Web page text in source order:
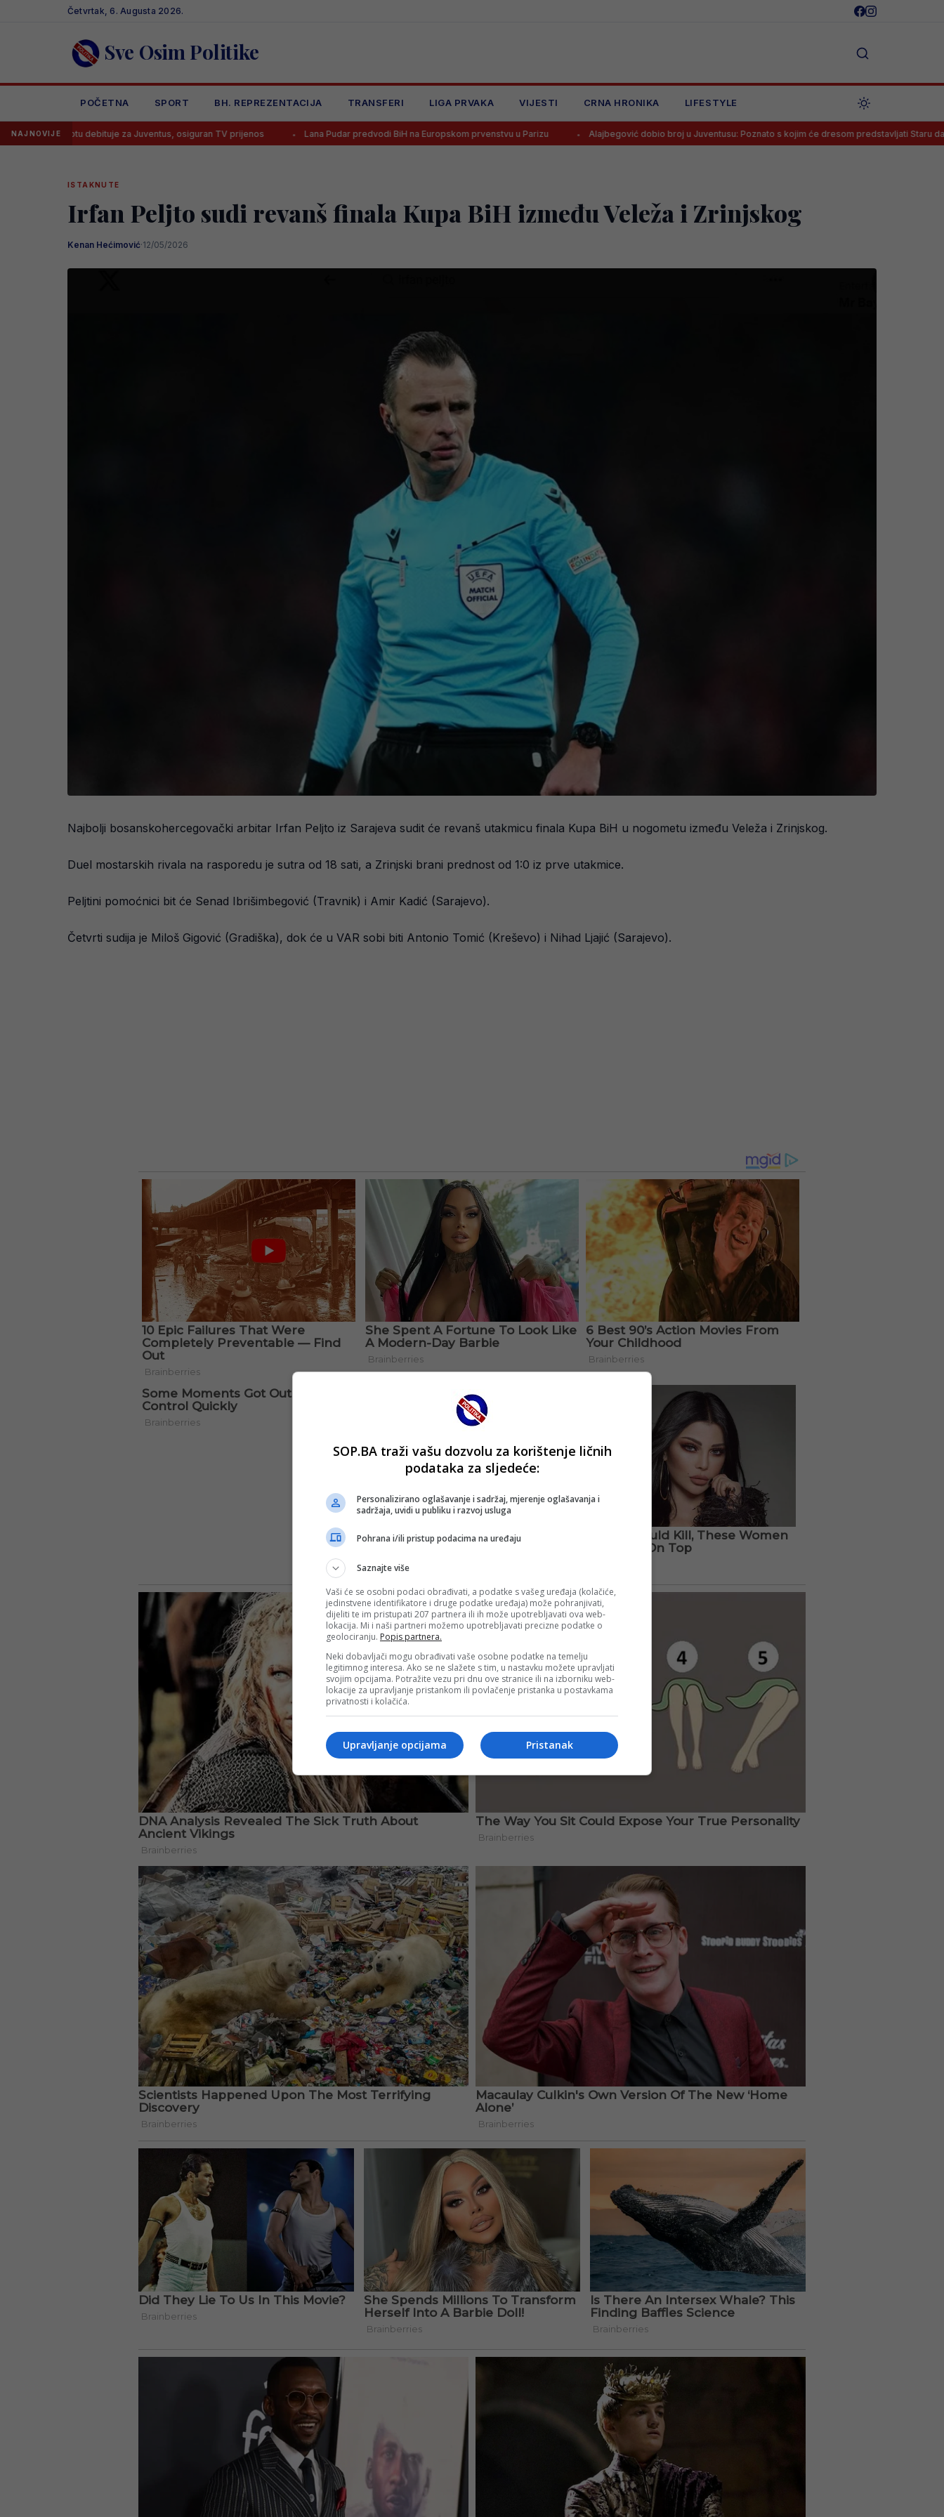
Četvrtak, 6. Augusta 2026.
Sve Osim Politike
POČETNA SPORT BH. REPREZENTACIJA TRANSFERI LIGA PRVAKA VIJESTI CRNA HRONIKA LIFESTYLE
NAJNOVIJE
debituje za Juventus, osiguran TV prijenos Lana Pudar predvodi BiH na Europskom prvenstvu u Parizu Alajbegović dobio broj u Juventusu: Poznato s kojim će dresom predstavljati Staru damu
ISTAKNUTE
Irfan Peljto sudi revanš finala Kupa BiH između Veleža i Zrinjskog
Kenan Hećimović·12/05/2026
Najbolji bosanskohercegovački arbitar Irfan Peljto iz Sarajeva sudit će revanš utakmicu finala Kupa BiH u nogometu između Veleža i Zrinjskog.
Duel mostarskih rivala na rasporedu je sutra od 18 sati, a Zrinjski brani prednost od 1:0 iz prve utakmice.
Peljtini pomoćnici bit će Senad Ibrišimbegović (Travnik) i Amir Kadić (Sarajevo).
Četvrti sudija je Miloš Gigović (Gradiška), dok će u VAR sobi biti Antonio Tomić (Kreševo) i Nihad Ljajić (Sarajevo).
SOP.BA traži vašu dozvolu za korištenje ličnih
podataka za sljedeće:
Personalizirano oglašavanje i sadržaj, mjerenje oglašavanja i
sadržaja, uvidi u publiku i razvoj usluga
Pohrana i/ili pristup podacima na uređaju
Saznajte više
Vaši će se osobni podaci obrađivati, a podatke s vašeg uređaja (kolačiće,
jedinstvene identifikatore i druge podatke uređaja) može pohranjivati,
dijeliti te im pristupati 207 partnera ili ih može upotrebljavati ova web-
lokacija. Mi i naši partneri možemo upotrebljavati precizne podatke o
geolociranju. Popis partnera.
Neki dobavljači mogu obrađivati vaše osobne podatke na temelju
legitimnog interesa. Ako se ne slažete s tim, u nastavku možete upravljati
svojim opcijama. Potražite vezu pri dnu ove stranice ili na izborniku web-
lokacije za upravljanje pristankom ili povlačenje pristanka u postavkama
privatnosti i kolačića.
Pristanak
Upravljanje opcijama